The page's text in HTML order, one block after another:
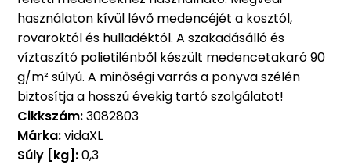
használaton kívül lévő medencéjét a kosztól,
rovaroktól és hulladéktól. A szakadásálló és
víztaszító polietilénből készült medencetakaró 90
g/m² súlyú. A minőségi varrás a ponyva szélén
biztosítja a hosszú évekig tartó szolgálatot!
Cikkszám:3082803
Márka:vidaXL
Súly [kg]:0,3